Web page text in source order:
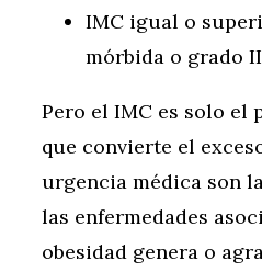
IMC igual o
mórbida o grado
Pero el IMC es solo el
que convierte el
urgencia médica son
las enfermedades
obesidad genera o